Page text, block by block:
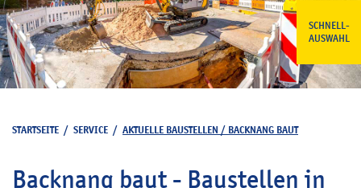
SCHNELL-
AUSWAHL
STARTSEITE / SERVICE / AKTUELLE BAUSTELLEN / BACKNANG BAUT
Backnang baut - Baustellen in